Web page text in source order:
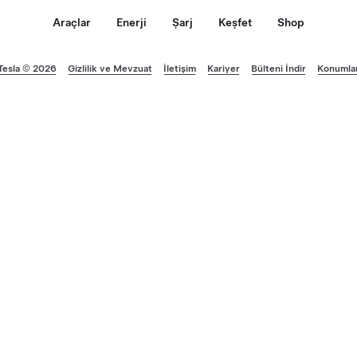
Araçlar Enerji Şarj Keşfet Shop
© 2026 Gizlilik ve Mevzuat İletişim Kariyer Bülteni İndir